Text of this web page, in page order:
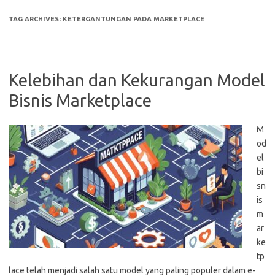
TAG ARCHIVES: KETERGANTUNGAN PADA MARKETPLACE
Kelebihan dan Kekurangan Model
Bisnis Marketplace
M
od
el
bi
sn
is
m
ar
ke
tp
lace telah menjadi salah satu model yang paling populer dalam e-